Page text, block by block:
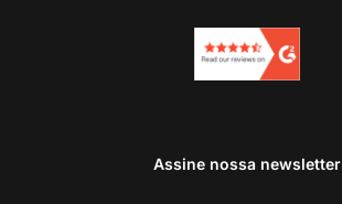
Assine nossa newsletter